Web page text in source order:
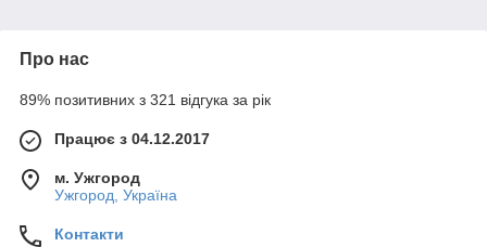
Про нас
89% позитивних з 321 відгука за рік
Працює з 04.12.2017
м. Ужгород
Ужгород, Україна
Контакти